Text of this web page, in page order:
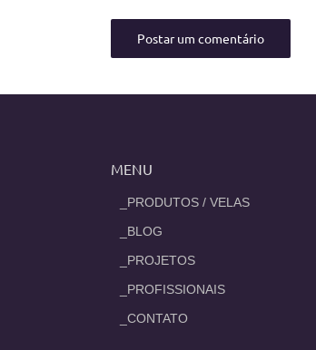
MENU
_PRODUTOS / VELAS
_BLOG
_PROJETOS
_PROFISSIONAIS
_CONTATO